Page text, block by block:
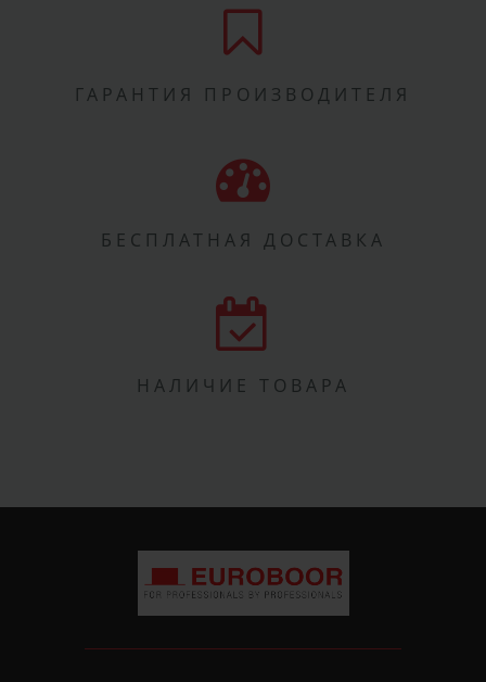
ГАРАНТИЯ ПРОИЗВОДИТЕЛЯ
БЕСПЛАТНАЯ ДОСТАВКА
НАЛИЧИЕ ТОВАРА